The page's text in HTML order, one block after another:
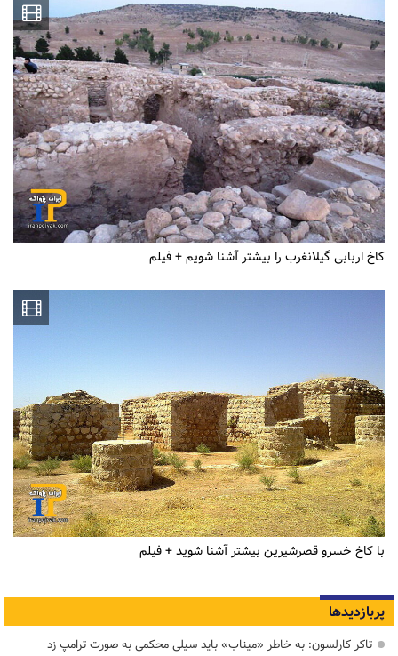
کاخ اربابی گیلانغرب را بیشتر آشنا شویم + فیلم
با کاخ خسرو قصرشیرین بیشتر آشنا شوید + فیلم
پربازدیدها
تاکر کارلسون: به خاطر «میناب» باید سیلی محکمی به صورت ترامپ زد